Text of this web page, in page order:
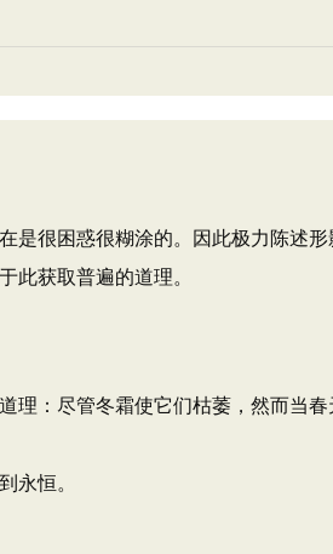
是很困惑很糊涂的。因此极力陈述形
此获取普遍的道理。
理：尽管冬霜使它们枯萎，然而当春
永恒。